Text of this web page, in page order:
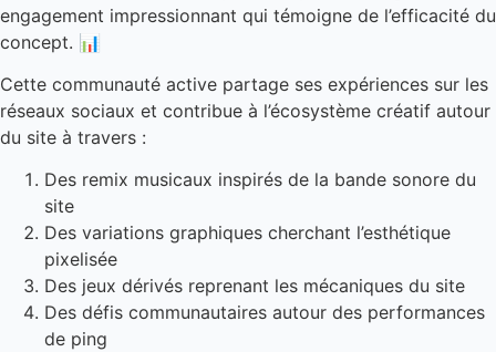
engagement impressionnant qui témoigne de l’efficacité du
concept. 📊
Cette communauté active partage ses expériences sur les
réseaux sociaux et contribue à l’écosystème créatif autour
du site à travers :
Des remix musicaux inspirés de la bande sonore du
site
Des variations graphiques cherchant l’esthétique
pixelisée
Des jeux dérivés reprenant les mécaniques du site
Des défis communautaires autour des performances
de ping